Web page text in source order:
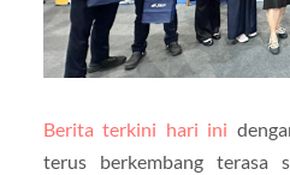
Berita terkini hari ini
terus berkembang terasa